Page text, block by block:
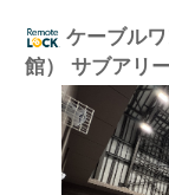
ケーブル
館） サブアリ